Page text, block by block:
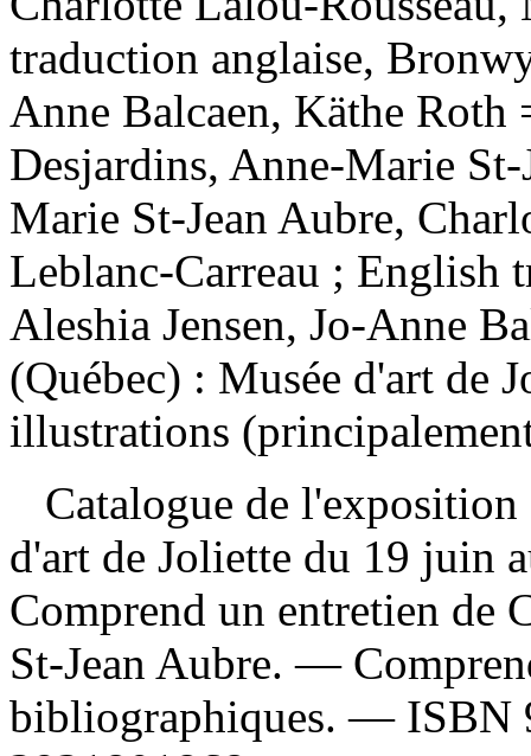
traduction anglaise,
Anne Balcaen, Käthe Roth
Desjardins, Anne-Marie
Marie St-Jean Aubre,
Leblanc-Carreau ; English
Aleshia Jensen, Jo-Anne
(Québec) : Musée d'art de
illustrations
Catalogue de l'exposition
d'art de Joliette du 19 juin
Comprend un entretien de
St-Jean Aubre. —
bibliographiques. — ISBN